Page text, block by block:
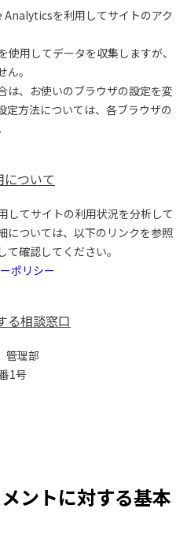
を利用してサイトのアク
用してデータを収集しますが、
。
は、お使いのブラウザの設定を変
定方法については、各ブラウザの
ついて
てサイトの利用状況を分析して
ついては、以下のリンクを参照
確認してください。
ポリシー
る相談窓口
管理部
1号
ントに対する基本